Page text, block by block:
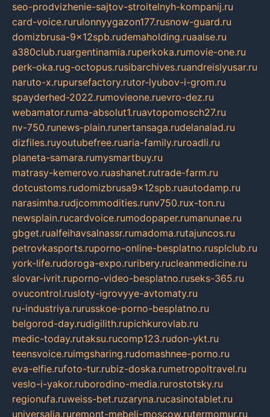
seo-prodvizhenie-sajtov-stroitelnyh-kompanij.ru
card-voice.rurulonnyygazon177.rusnow-guard.ru
domizbrusa-9x12spb.rudemaholding.ruaalse.ru
a380club.ruargentinamia.ruperkoka.rumovie-one.ru
perk-oka.rug-octopus.rusibarchives.ruandreislyusar.ru
naruto-x.rupursefactory.rutor-lyubov-i-grom.ru
spayderhed-2022.rumovieone.ruevro-dez.ru
webamator.ruma-absolut1.ruavtopomosch27.ru
nv-750.runews-plain.runertansaga.rudelanalad.ru
dizfiles.ruyoutubefree.ruaria-family.ruroadli.ru
planeta-samara.rumysmartbuy.ru
matrasy-kemerovo.ruashanet.rutrade-farm.ru
dotcustoms.rudomizbrusa9x12spb.ruautodamp.ru
narasimha.rudjcommodities.runv750.rux-ton.ru
newsplain.rucardvoice.rumodopaper.rumanunae.ru
gbget.rualfeihavsalnassr.rumadoma.rutajuncos.ru
petrovkasports.ruporno-online-besplatno.rusplclub.ru
york-life.rudoroga-expo.ruribery.rucleanmedicine.ru
slovar-ivrit.ruporno-video-besplatno.ruseks-365.ru
ovucontrol.rusloty-igrovyye-avtomaty.ru
ru-industriya.rurusskoe-porno-besplatno.ru
belgorod-day.rudigilith.rupichkurovlab.ru
medic-today.rutaksu.rucomp123.rudon-ykt.ru
teensvoice.ruimgsharing.rudomashnee-porno.ru
eva-elfie.rufoto-tur.rubiz-doska.rumetropoltravel.ru
veslo-i-yakor.ruborodino-media.rurostotsky.ru
regionufa.ruweiss-bet.ruzaryna.rucasinotablet.ru
universalia.ruremont-mebeli-moscow.rutermomur.ru